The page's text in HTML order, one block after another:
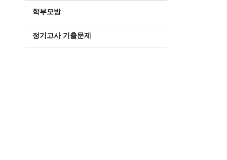
학부모방
정기고사 기출문제